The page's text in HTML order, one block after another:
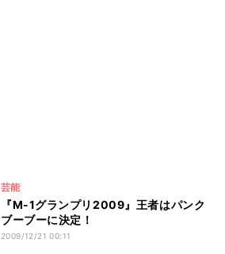
芸能
『M-1グランプリ2009』王者はパンク
ブーブーに決定！
2009/12/21 00:11